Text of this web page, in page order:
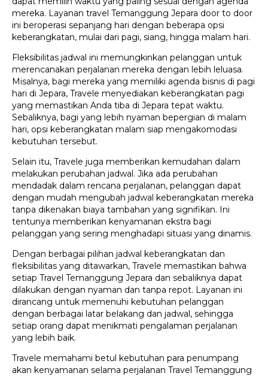
mereka. Layanan travel Temanggung Jepara door to door
ini beroperasi sepanjang hari dengan beberapa opsi
keberangkatan, mulai dari pagi, siang, hingga malam hari.
Fleksibilitas jadwal ini memungkinkan pelanggan untuk
merencanakan perjalanan mereka dengan lebih leluasa.
Misalnya, bagi mereka yang memiliki agenda bisnis di pagi
hari di Jepara, Travele menyediakan keberangkatan pagi
yang memastikan Anda tiba di Jepara tepat waktu.
Sebaliknya, bagi yang lebih nyaman bepergian di malam
hari, opsi keberangkatan malam siap mengakomodasi
kebutuhan tersebut.
Selain itu, Travele juga memberikan kemudahan dalam
melakukan perubahan jadwal. Jika ada perubahan
mendadak dalam rencana perjalanan, pelanggan dapat
dengan mudah mengubah jadwal keberangkatan mereka
tanpa dikenakan biaya tambahan yang signifikan. Ini
tentunya memberikan kenyamanan ekstra bagi
pelanggan yang sering menghadapi situasi yang dinamis.
Dengan berbagai pilihan jadwal keberangkatan dan
fleksibilitas yang ditawarkan, Travele memastikan bahwa
setiap Travel Temanggung Jepara dan sebaliknya dapat
dilakukan dengan nyaman dan tanpa repot. Layanan ini
dirancang untuk memenuhi kebutuhan pelanggan
dengan berbagai latar belakang dan jadwal, sehingga
setiap orang dapat menikmati pengalaman perjalanan
yang lebih baik.
Travele memahami betul kebutuhan para penumpang
akan kenyamanan selama perjalanan Travel Temanggung